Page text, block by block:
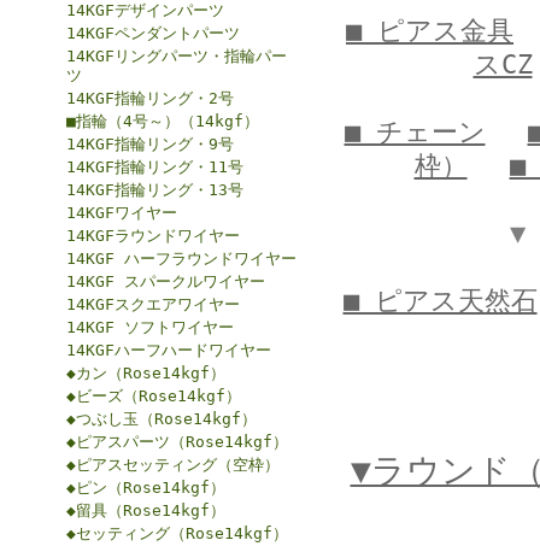
14KGFデザインパーツ
14KGFペンダントパーツ
14KGFリングパーツ・指輪パー
ツ
14KGF指輪リング・2号
■指輪（4号～）（14kgf）
14KGF指輪リング・9号
14KGF指輪リング・11号
14KGF指輪リング・13号
14KGFワイヤー
14KGFラウンドワイヤー
14KGF ハーフラウンドワイヤー
14KGF スパークルワイヤー
14KGFスクエアワイヤー
14KGF ソフトワイヤー
14KGFハーフハードワイヤー
◆カン（Rose14kgf）
◆ビーズ（Rose14kgf）
◆つぶし玉（Rose14kgf）
◆ピアスパーツ（Rose14kgf）
◆ピアスセッティング（空枠）
◆ピン（Rose14kgf）
◆留具（Rose14kgf）
◆セッティング（Rose14kgf）
■ ピアス金具
スCZ
■ チェーン
枠）
■
▼
■ ピアス天然石
▼ラウンド